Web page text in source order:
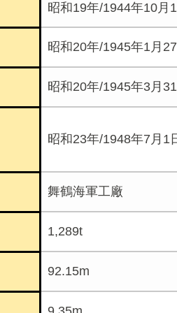
昭和19年/1944年10月
昭和20年/1945年1月
昭和20年/1945年3月
昭和23年/1948年7月1
舞鶴海軍工廠
1,289t
92.15m